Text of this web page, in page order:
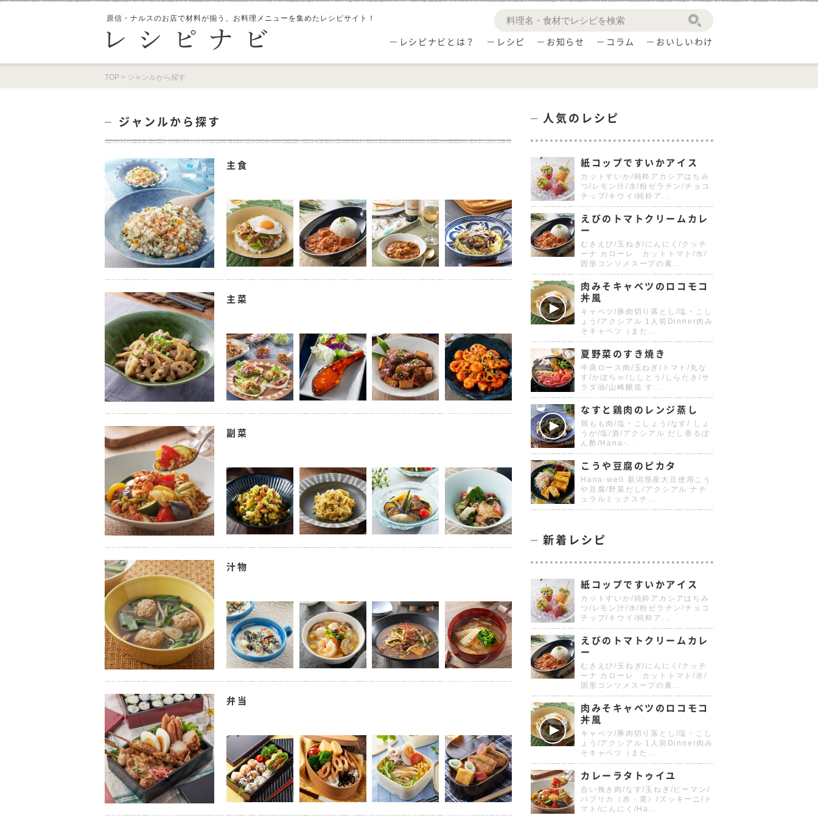
原信・ナルスのお店で材料が揃う、 お料理メニューを集めたレシピサイト！
レシピナビとは？ レシピ お知らせ コラム おいしいわけ
TOP > ジャンルから探す
ジャンルから探す
主食
主菜
副菜
汁物
弁当
人気のレシピ
紙コップですいかアイス
カットすいか/純粋アカシアはちみ
つ/レモン汁/水/粉ゼラチン/チョコ
チップ/キウイ/純粋ア...
えびのトマトクリームカレ
ー
むきえび/玉ねぎ/にんにく/クッチ
ーナ カローレ カットトマト/水/
固形コンソメスープの素...
肉みそキャベツのロコモコ
丼風
キャベツ/豚肉切り落とし/塩・こし
ょう/アクシアル 1人前Dinner肉み
そキャベツ（また...
夏野菜のすき焼き
牛肩ロース肉/玉ねぎ/トマト/丸な
す/かぼちゃ/ししとう/しらたき/サ
ラダ油/山崎醸造 す...
なすと鶏肉のレンジ蒸し
鶏もも肉/塩・こしょう/なす/ しょ
うが/塩/酒/アクシアル だし香るぽ
ん酢/Hana-...
こうや豆腐のピカタ
Hana-well 新潟県産大豆使用こう
や豆腐/野菜だし/アクシアル ナチ
ュラルミックスチ...
新着レシピ
紙コップですいかアイス
カットすいか/純粋アカシアはちみ
つ/レモン汁/水/粉ゼラチン/チョコ
チップ/キウイ/純粋ア...
えびのトマトクリームカレ
ー
むきえび/玉ねぎ/にんにく/クッチ
ーナ カローレ カットトマト/水/
固形コンソメスープの素...
肉みそキャベツのロコモコ
丼風
キャベツ/豚肉切り落とし/塩・こし
ょう/アクシアル 1人前Dinner肉み
そキャベツ（また...
カレーラタトゥイユ
合い挽き肉/なす/玉ねぎ/ピーマン/
パプリカ（赤・黄）/ズッキーニ/ト
マト/にんにく/Ha...